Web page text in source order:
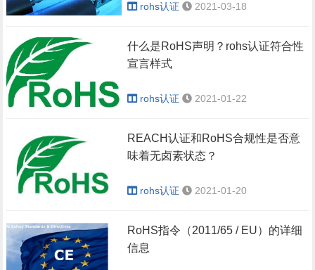
rohs认证 2021-03-18
什么是RoHS声明？rohs认证符合性
宣言样式
rohs认证 2021-01-22
REACH认证和RoHS合规性是否意
味着无卤素状态？
rohs认证 2021-01-20
RoHS指令（2011/65 / EU）的详细
信息